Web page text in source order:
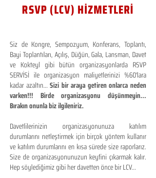
RSVP (LCV) HİZMETLERİ
Siz de Kongre, Sempozyum, Konferans, Toplantı,
Bayi Toplantıları, Açılış, Düğün, Gala, Lansman, Davet
ve Kokteyl gibi bütün organizasyonlarda RSVP
SERVİSİ ile organizasyon maliyetlerinizi %60'lara
kadar azaltın...Sizi bir araya getiren onlarca neden
varken!!! Birde organizasyonu düşünmeyin...
Bırakın onunla biz ilgileniriz.
Davetlilerinizin organizasyonunuza katılım
durumlarını netleştirmek için birçok yöntem kullanır
ve katılım durumlarını en kısa sürede size raporlarız.
Size de organizasyonunuzun keyfini çıkarmak kalır.
Hep söylediğimiz gibi her davetten önce bir LCV...